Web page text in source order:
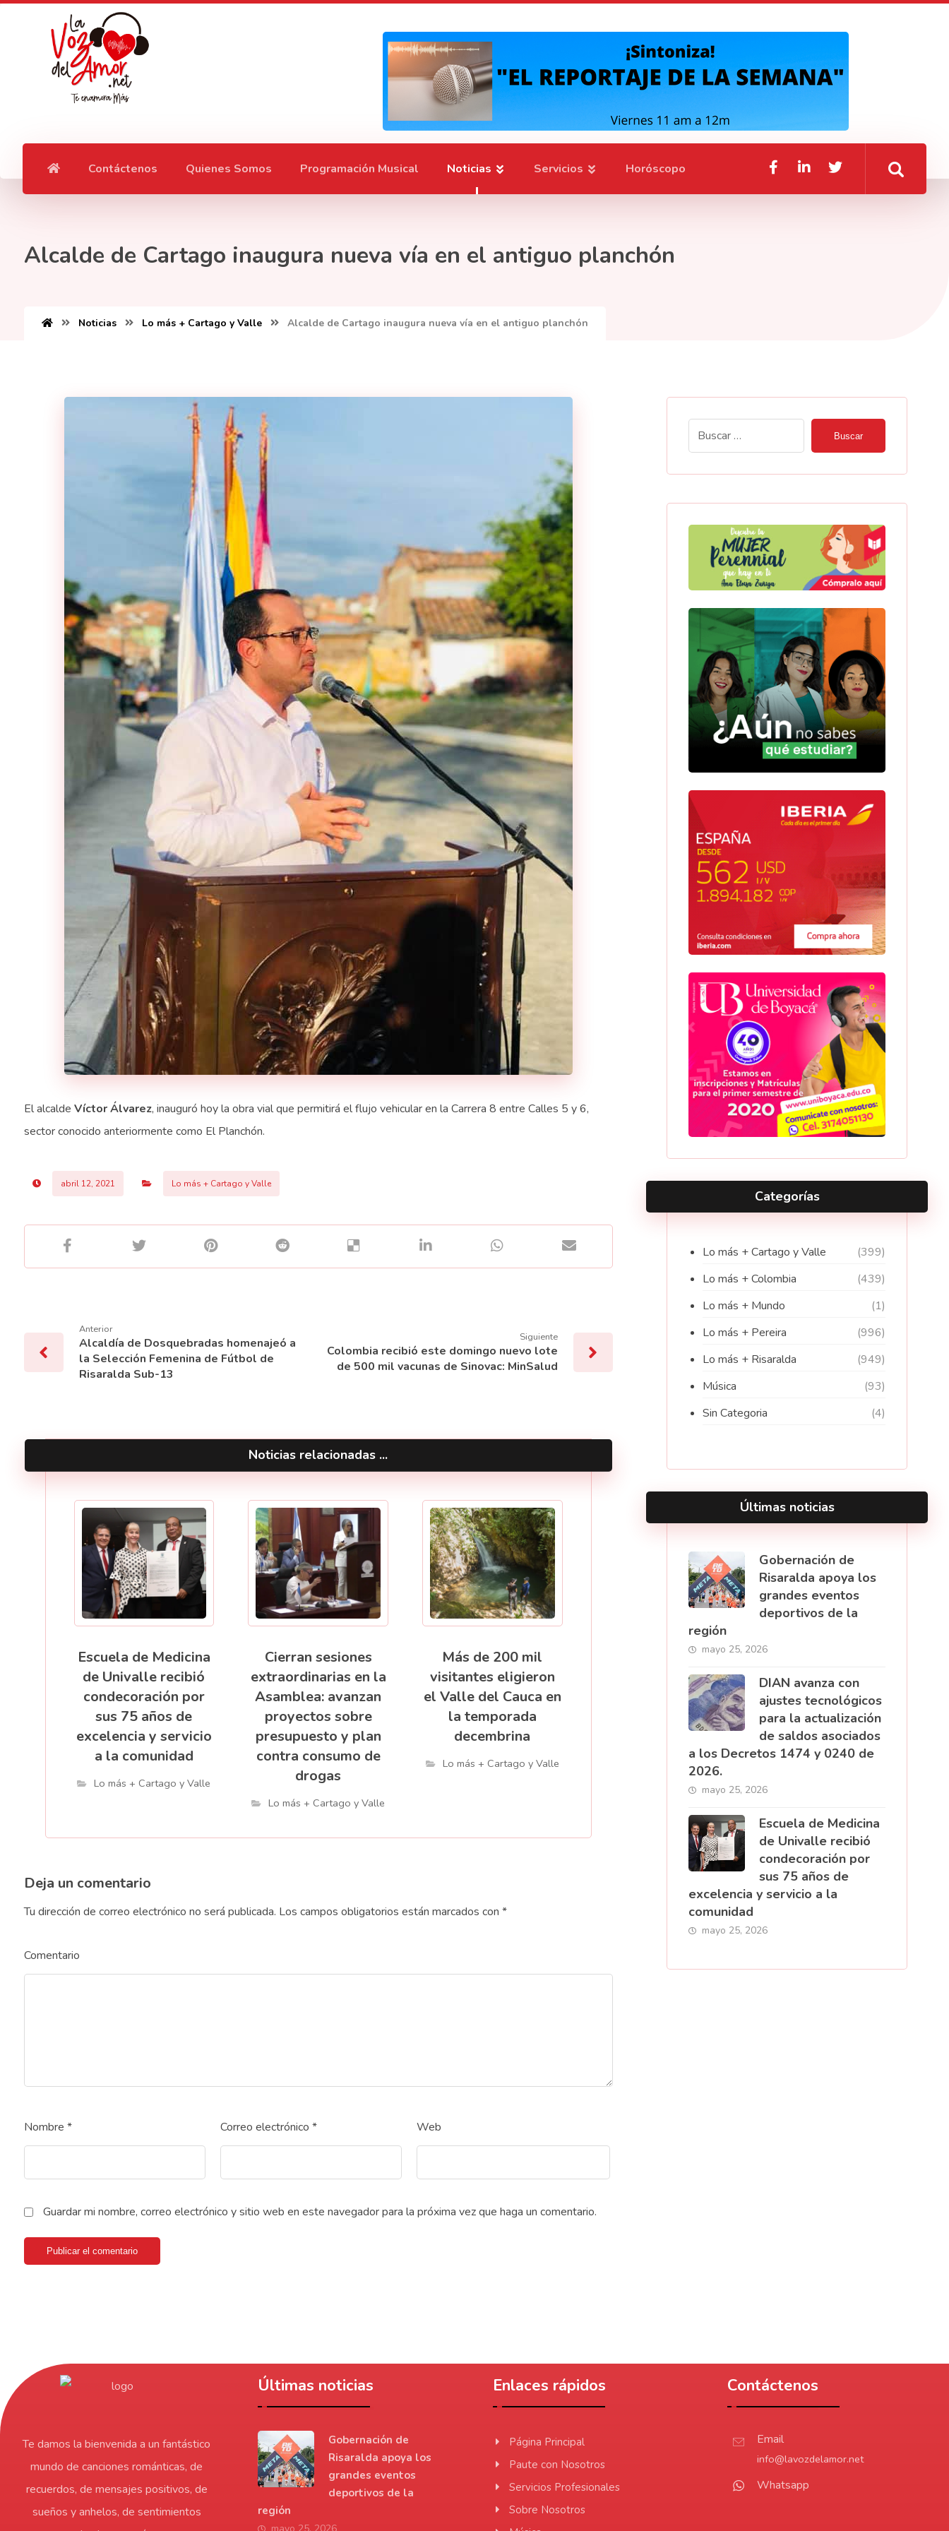
Contáctenos Quienes Somos Programación Musical Noticias Servicios Horóscopo
Alcalde de Cartago inaugura nueva vía en el antiguo planchón
Noticias Lo más + Cartago y Valle Alcalde de Cartago inaugura nueva vía en el antiguo planchón
El alcalde Víctor Álvarez, inauguró hoy la obra vial que permitirá el flujo vehicular en la Carrera 8 entre Calles 5 y 6,
sector conocido anteriormente como El Planchón.
abril 12, 2021 Lo más + Cartago y Valle
Anterior
Alcaldía de Dosquebradas homenajeó a
la Selección Femenina de Fútbol de
Risaralda Sub-13
Siguiente
Colombia recibió este domingo nuevo lote
de 500 mil vacunas de Sinovac: MinSalud
Noticias relacionadas ...
Escuela de Medicina
de Univalle recibió
condecoración por
sus 75 años de
excelencia y servicio
a la comunidad
Lo más + Cartago y Valle
Cierran sesiones
extraordinarias en la
Asamblea: avanzan
proyectos sobre
presupuesto y plan
contra consumo de
drogas
Lo más + Cartago y Valle
Más de 200 mil
visitantes eligieron
el Valle del Cauca en
la temporada
decembrina
Lo más + Cartago y Valle
Deja un comentario
Tu dirección de correo electrónico no será publicada. Los campos obligatorios están marcados con *
Comentario
Nombre * Correo electrónico * Web
Guardar mi nombre, correo electrónico y sitio web en este navegador para la próxima vez que haga un comentario.
Publicar el comentario
Buscar
Categorías
Lo más + Cartago y Valle
(399)
Lo más + Colombia
(439)
Lo más + Mundo
(1)
Lo más + Pereira
(996)
Lo más + Risaralda
(949)
Música
(93)
Sin Categoria
(4)
Últimas noticias
Gobernación de
Risaralda apoya los
grandes eventos
deportivos de la
región
mayo 25, 2026
DIAN avanza con
ajustes tecnológicos
para la actualización
de saldos asociados
a los Decretos 1474 y 0240 de
2026.
mayo 25, 2026
Escuela de Medicina
de Univalle recibió
condecoración por
sus 75 años de
excelencia y servicio a la
comunidad
mayo 25, 2026
Te damos la bienvenida a un fantástico
mundo de canciones románticas, de
recuerdos, de mensajes positivos, de
sueños y anhelos, de sentimientos
Últimas noticias
Gobernación de
Risaralda apoya los
grandes eventos
deportivos de la
región
Enlaces rápidos
Página Principal
Paute con Nosotros
Servicios Profesionales
Sobre Nosotros
Contáctenos
Email
info@lavozdelamor.net
Whatsapp